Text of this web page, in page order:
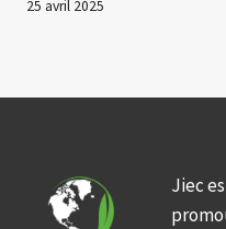
25 avril 2025
Jiec